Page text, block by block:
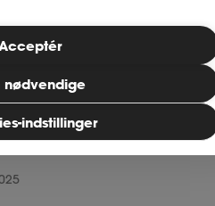
medlem
online, på en
på din telefon eller på
indstillinger
nødvendige